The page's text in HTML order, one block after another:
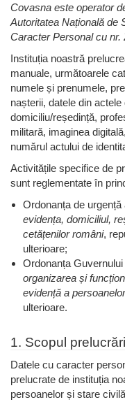
Covasna este operator
Autoritatea Națională de
Caracter Personal cu nr.
Instituția noastră
manuale, următoarele
numele și prenumele,
nașterii, datele din
domiciliu/reședință,
militară, imaginea
numărul actului de
Activitățile specifice de
sunt reglementate în
Ordonanța de
evidența, domiciliul,
cetățenilor români,
ulterioare;
Ordonanța
organizarea și
evidență a persoanelor
ulterioare.
1. Scopul
Datele cu caracter
prelucrate de instituția
persoanelor și stare